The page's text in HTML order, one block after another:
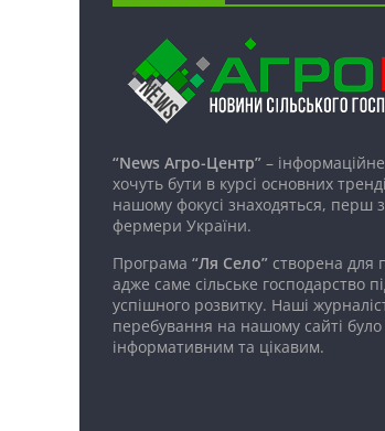
“News Агро-Центр” –
хочуть бути в курсі основних
нашому фокусі знаходяться, перш
фермери України.
Програма “Ля Село” створена для
адже саме сільське господарство
успішного розвитку. Наші
перебування на нашому сайті
інформативним та цікавим.